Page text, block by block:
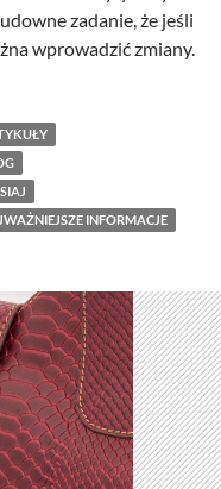
zadanie, że jeśli
wprowadzić zmiany.
INFORMACJE